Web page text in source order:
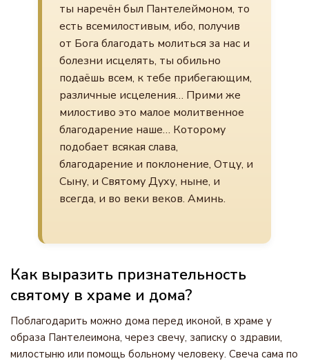
ты наречён был Пантелеймоном, то
есть всемилостивым, ибо, получив
от Бога благодать молиться за нас и
болезни исцелять, ты обильно
подаёшь всем, к тебе прибегающим,
различные исцеления… Прими же
милостиво это малое молитвенное
благодарение наше… Которому
подобает всякая слава,
благодарение и поклонение, Отцу, и
Сыну, и Святому Духу, ныне, и
всегда, и во веки веков. Аминь.
Как выразить признательность
святому в храме и дома?
Поблагодарить можно дома перед иконой, в храме у
образа Пантелеимона, через свечу, записку о здравии,
милостыню или помощь больному человеку. Свеча сама по